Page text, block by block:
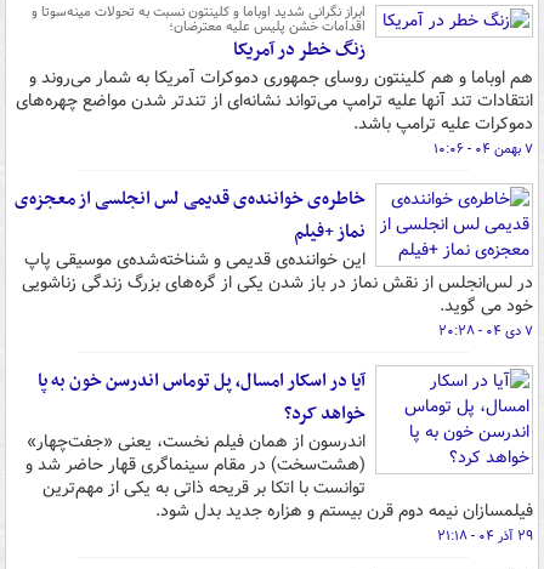
ابراز نگرانی شدید اوباما و کلینتون نسبت به تحولات مینه‌سوتا و
اقدامات خشن پلیس علیه معترضان؛
زنگ خطر در آمریکا
هم اوباما و هم کلینتون روسای جمهوری دموکرات آمریکا به شمار می‌روند و
انتقادات تند آنها علیه ترامپ می‌تواند نشانه‌ای از تندتر شدن مواضع چهره‌های
دموکرات علیه ترامپ باشد.
۷ بهمن ۰۴ - ۱۰:۰۶
خاطره‌ی خواننده‌ی قدیمی لس انجلسی از معجزه‌ی
نماز +فیلم
این خواننده‌ی قدیمی و شناخته‌شده‌ی موسیقی پاپ
در لس‌انجلس از نقش نماز در باز شدن یکی از گره‌های بزرگ زندگی زناشویی
خود می گوید.
۷ دی ۰۴ - ۲۰:۲۸
آیا در اسکار امسال، پل توماس اندرسن خون به پا
خواهد کرد؟
اندرسون از همان فیلم نخست، یعنی «جفت‌چهار»
(هشت‌سخت) در مقام سینماگری قهار حاضر شد و
توانست با اتکا بر قریحه ذاتی به یکی از مهم‌ترین
فیلمسازان نیمه دوم قرن بیستم و هزاره جدید بدل شود.
۲۹ آذر ۰۴ - ۲۱:۱۸